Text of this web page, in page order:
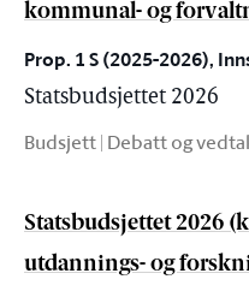
kommunal- og
Prop. 1 S (2025-2026),
Statsbudsjettet 2026
Budsjett | Debatt og
Statsbudsjettet 2026
utdannings- og